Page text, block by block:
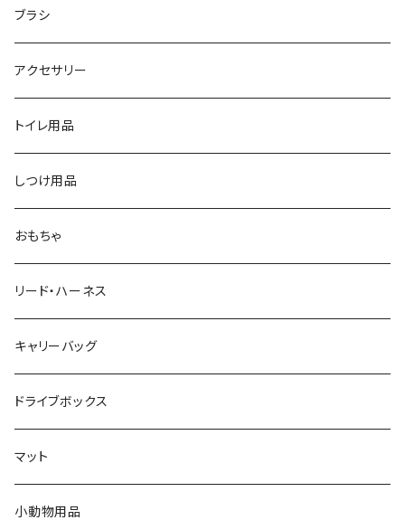
ブラシ
アクセサリー
トイレ用品
しつけ用品
おもちゃ
リード・ハーネス
キャリーバッグ
ドライブボックス
マット
小動物用品